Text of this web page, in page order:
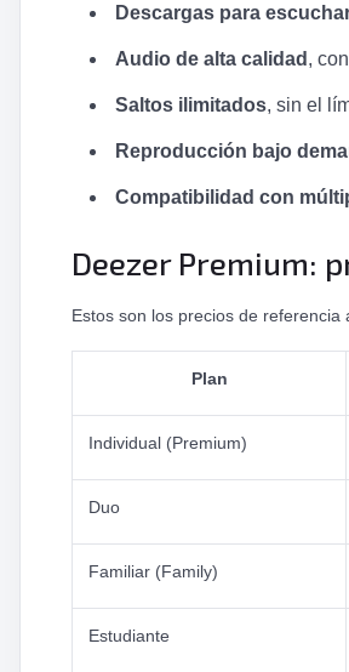
Descargas para
Audio de alta calidad ,
Saltos ilimitados, sin el
Reproducción bajo
Compatibilidad con
Deezer Premium:
Estos son los precios de
Plan
Individual (Premium)
Duo
Familiar (Family)
Estudiante